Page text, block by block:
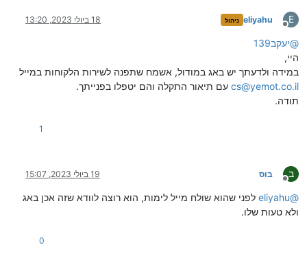
E
מנותק
eliyahu ניהול 18 ביולי 2023, 13:20
@יעקב139
היי,
במידה ולדעתך יש באג במודול, אשמח שתפנה לשירות הלקוחות במייל
cs@yemot.co.il עם תיאור התקלה והם יטפלו בפנייתך.
תודה.
1
ב
מנותק
בוס 19 ביולי 2023, 15:07
@
eliyahu לפני שהוא שולח מייל לימות, הוא רוצה לוודא שזה אכן באג
ולא טעות שלו.
0